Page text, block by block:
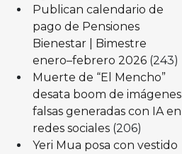
Publican calendario de
pago de Pensiones
Bienestar | Bimestre
enero–febrero 2026 (243)
Muerte de “El Mencho”
desata boom de imágenes
falsas generadas con IA en
redes sociales (206)
Yeri Mua posa con vestido